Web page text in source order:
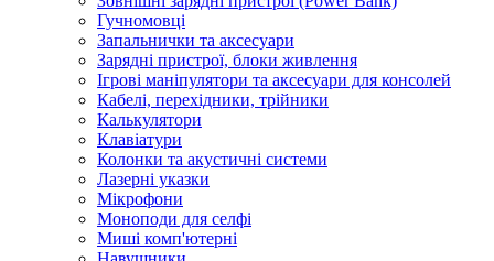
Гучномовці
Запальнички та аксесуари
Зарядні пристрої, блоки живлення
Ігрові маніпулятори та аксесуари для консолей
Кабелі, перехідники, трійники
Калькулятори
Клавіатури
Колонки та акустичні системи
Лазерні указки
Мікрофони
Моноподи для селфі
Миші комп'ютерні